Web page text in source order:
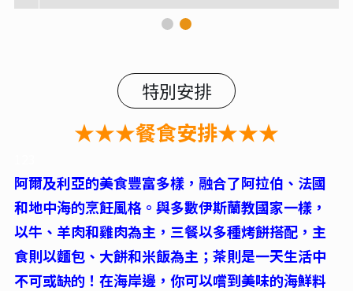
特別安排
★★★餐食安排★★★
阿爾及利亞的美食豐富多樣，融合了阿拉伯、法國
和地中海的烹飪風格。與多數伊斯蘭教國家一樣，
以牛、羊肉和雞肉為主，三餐以多種烤餅搭配，主
食則以麵包、大餅和米飯為主；茶則是一天生活中
不可或缺的！在海岸邊，你可以嚐到美味的海鮮料